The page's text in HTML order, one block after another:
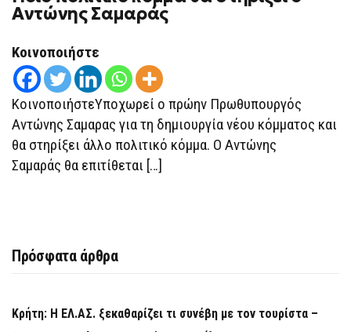
ΠΟΛΙΤΙΚΌ
Αντώνης Σαμαράς
Κοινοποιήστε
ΚοινοποιήστεΥποχωρεί ο πρώην Πρωθυπουργός
Αντώνης Σαμαρας για τη δημιουργία νέου κόμματος και
θα στηρίξει άλλο πολιτικό κόμμα. Ο Αντώνης
Σαμαράς θα επιτίθεται […]
Πρόσφατα άρθρα
Κρήτη: Η ΕΛ.ΑΣ. ξεκαθαρίζει τι συνέβη με τον τουρίστα –